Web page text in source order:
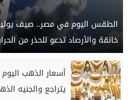
الطقس اليوم في مصر.. صيف
خانقة والأرصاد تدعو للحذر من
يتراجع والجنيه